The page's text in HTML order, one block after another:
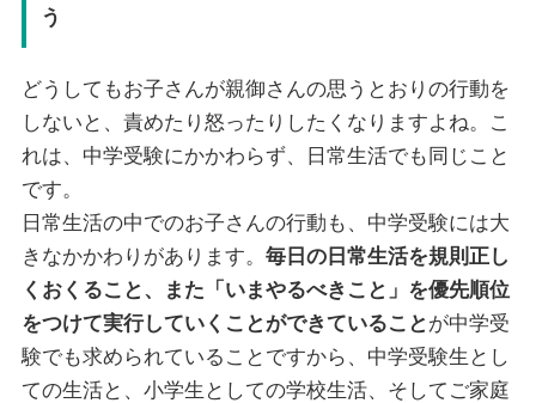
う
どうしてもお子さんが親御さんの思うとおりの行動を
しないと、責めたり怒ったりしたくなりますよね。こ
れは、中学受験にかかわらず、日常生活でも同じこと
です。
日常生活の中でのお子さんの行動も、中学受験には大
きなかかわりがあります。 毎日の日常生活を規則正し
くおくること、また「いまやるべきこと」を優先順位
をつけて実行していくことができていること が中学受
験でも求められていることですから、中学受験生とし
ての生活と、小学生としての学校生活、そしてご家庭